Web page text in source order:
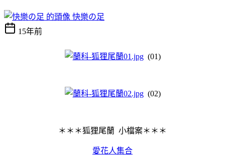
快樂の足
15年前
(01)
(02)
＊＊＊狐狸尾蘭 小檔案＊＊＊
愛花人集合